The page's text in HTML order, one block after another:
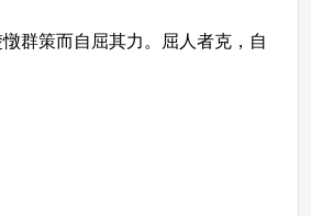
群策而自屈其力。屈人者克，自